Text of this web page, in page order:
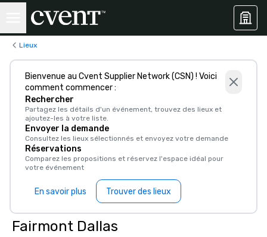
Lieux
Bienvenue au Cvent Supplier Network (CSN) ! Voici
comment commencer :
Rechercher
Partagez les détails d'un événement, trouvez des lieux et
ajoutez-les à votre liste.
Envoyer la demande
Consultez les lieux sélectionnés et envoyez votre demande
Réservations
Comparez les propositions et réservez l'espace idéal pour
votre événement
En savoir plus Trouver des lieux
Fairmont Dallas